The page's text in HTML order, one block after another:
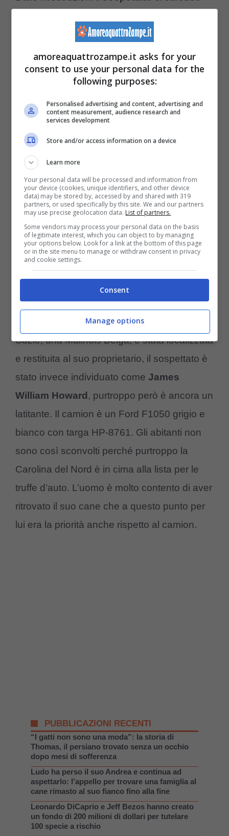
partendo velocemente prima di essere
individuato, probabilmente si trovava
all’autolavaggio e stava aspettando il
momento giusto per prendere un’auto. È
stato pubblicato anche unpostsu Facebook
per cercare di rintracciare l’uomo che si
sarebbe avvicinato alla vettura mentre il suo
proprietario la stava lavando.
Potrebbe interessarti anche >>>Cane e
gatto in strada: da subito anime gemelle,
l’intruso è sorpreso – VIDEO
L’uomo si è detto
proprio lì a pochi metri da lui. Qualche giorno
dopo tuttavia è il cane è stato ritrovato, infatti
Suzie, una Malinois Belga, è stata localizzata
e restituita al suo proprietario, il sospettato è
stato invece individuato come James
William Howard , purtroppo però è ancora un
latitante. Il camion è un Ford F1050 grigio e
bianco con targa HP-8761. Gli abitanti non
sono così sconvolti perché purtroppo la
Carolina del Nord è in cima alla lista per le
truffe d’auto. L’uomo è molto contento di aver
ritrovato il suo cane che a questo punto per
lui era la priorità anche rispetto al camion.
PUBBLICAZIONI RECENTI
“I gatti non sono una moda”: la storia di
Thomas, il persiano trovato senza un occhio
dopo mesi di sofferenza
Ludo ha perso il suo Andrea e continua ad
aspettarlo: l’appello per trovare una famiglia al
cane rimasto al suo fianco fino alla fine
Leonardo DiCaprio e Jeff Bezos hanno creato
un fondo di 200 milioni di dollari per tutelare
100 specie a rischio
amoreaquattrozampe.it asks for your
consent to use your personal data for the
following purposes:
Personalised advertising and content, advertising and
content measurement, audience research and
services development
Store and/or access information on a device
Learn more
Your personal data will be processed and information from
your device (cookies, unique identifiers, and other device
data) may be stored by, accessed by and shared with 319
partners, or used specifically by this site. We and our partners
may use precise geolocation data. List of partners.
Some vendors may process your personal data on the basis
of legitimate interest, which you can object to by managing
your options below. Look for a link at the bottom of this page
or in the site menu to manage or withdraw consent in privacy
and cookie settings.
Consent
Manage options